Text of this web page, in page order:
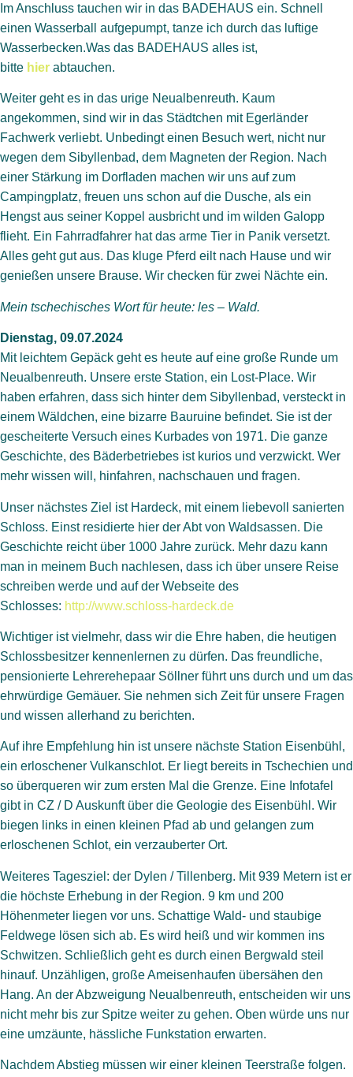
Im Anschluss tauchen wir in das BADEHAUS ein. Schnell
einen Wasserball aufgepumpt, tanze ich durch das luftige
Wasserbecken.Was das BADEHAUS alles ist,
bitte hier abtauchen.
Weiter geht es in das urige Neualbenreuth. Kaum
angekommen, sind wir in das Städtchen mit Egerländer
Fachwerk verliebt. Unbedingt einen Besuch wert, nicht nur
wegen dem Sibyllenbad, dem Magneten der Region. Nach
einer Stärkung im Dorfladen machen wir uns auf zum
Campingplatz, freuen uns schon auf die Dusche, als ein
Hengst aus seiner Koppel ausbricht und im wilden Galopp
flieht. Ein Fahrradfahrer hat das arme Tier in Panik versetzt.
Alles geht gut aus. Das kluge Pferd eilt nach Hause und wir
genießen unsere Brause. Wir checken für zwei Nächte ein.
Mein tschechisches Wort für heute: les – Wald.
Dienstag, 09.07.2024
Mit leichtem Gepäck geht es heute auf eine große Runde um
Neualbenreuth. Unsere erste Station, ein Lost-Place. Wir
haben erfahren, dass sich hinter dem Sibyllenbad, versteckt in
einem Wäldchen, eine bizarre Bauruine befindet. Sie ist der
gescheiterte Versuch eines Kurbades von 1971. Die ganze
Geschichte, des Bäderbetriebes ist kurios und verzwickt. Wer
mehr wissen will, hinfahren, nachschauen und fragen.
Unser nächstes Ziel ist Hardeck, mit einem liebevoll sanierten
Schloss. Einst residierte hier der Abt von Waldsassen. Die
Geschichte reicht über 1000 Jahre zurück. Mehr dazu kann
man in meinem Buch nachlesen, dass ich über unsere Reise
schreiben werde und auf der Webseite des
Schlosses: http://www.schloss-hardeck.de
Wichtiger ist vielmehr, dass wir die Ehre haben, die heutigen
Schlossbesitzer kennenlernen zu dürfen. Das freundliche,
pensionierte Lehrerehepaar Söllner führt uns durch und um das
ehrwürdige Gemäuer. Sie nehmen sich Zeit für unsere Fragen
und wissen allerhand zu berichten.
Auf ihre Empfehlung hin ist unsere nächste Station Eisenbühl,
ein erloschener Vulkanschlot. Er liegt bereits in Tschechien und
so überqueren wir zum ersten Mal die Grenze. Eine Infotafel
gibt in CZ / D Auskunft über die Geologie des Eisenbühl. Wir
biegen links in einen kleinen Pfad ab und gelangen zum
erloschenen Schlot, ein verzauberter Ort.
Weiteres Tagesziel: der Dylen / Tillenberg. Mit 939 Metern ist er
die höchste Erhebung in der Region. 9 km und 200
Höhenmeter liegen vor uns. Schattige Wald- und staubige
Feldwege lösen sich ab. Es wird heiß und wir kommen ins
Schwitzen. Schließlich geht es durch einen Bergwald steil
hinauf. Unzähligen, große Ameisenhaufen übersähen den
Hang. An der Abzweigung Neualbenreuth, entscheiden wir uns
nicht mehr bis zur Spitze weiter zu gehen. Oben würde uns nur
eine umzäunte, hässliche Funkstation erwarten.
Nachdem Abstieg müssen wir einer kleinen Teerstraße folgen.